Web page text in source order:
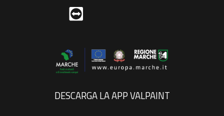
DESCARGA LA APP VALPAINT